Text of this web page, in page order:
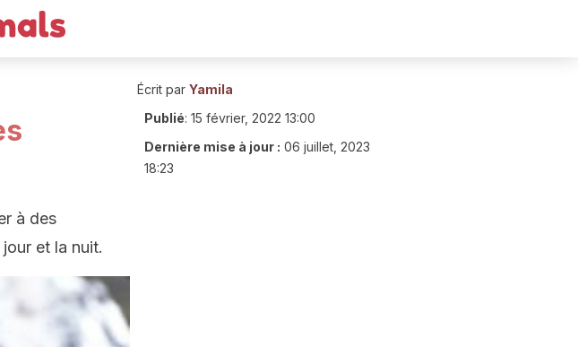
à des
et la nuit.
Écrit par Yamila
Publié: 15 février, 2022 13:00
Dernière mise à jour : 06 juillet, 2023
18:23